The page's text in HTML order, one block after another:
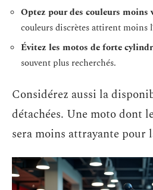
Optez pour des couleurs moins
couleurs discrètes attirent moins
Évitez les motos de forte
souvent plus recherchés.
Considérez aussi la
détachées. Une moto dont
sera moins attrayante pour